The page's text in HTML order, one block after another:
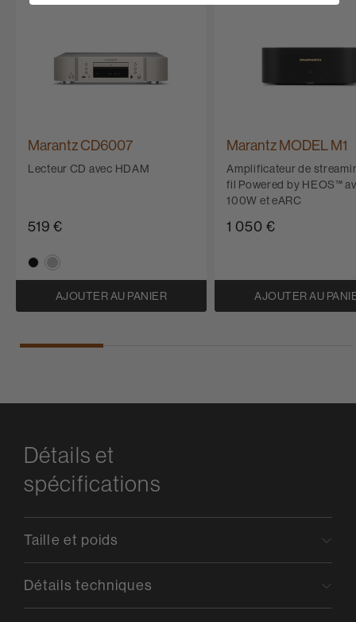
Marantz CD6007
Lecteur CD avec HDAM
519 €
AJOUTER AU PANIER
Marantz MODEL M1
Amplificateur de
fil Powered by HEOS™
100W et eARC
1 050 €
AJOUTER AU
Détails et
spécifications
Taille et poids
Détails techniques